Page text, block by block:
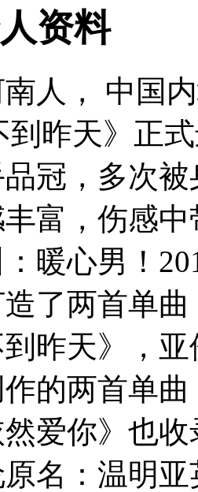
资料
人， 中国
到昨天》正
冠，多次
富，伤感
暖心男！
了两首单
昨天》，
的两首单
然爱你》也
名：温明